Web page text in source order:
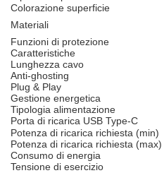
Colorazione superficie
Materiali
Funzioni di protezione
Caratteristiche
Lunghezza cavo
Anti-ghosting
Plug & Play
Gestione energetica
Tipologia alimentazione
Porta di ricarica USB Type-C
Potenza di ricarica richiesta (min)
Potenza di ricarica richiesta (max)
Consumo di energia
Tensione di esercizio